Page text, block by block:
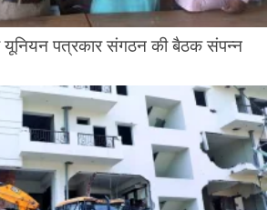
यूनियन पत्रकार संगठन की बैठक संपन्न